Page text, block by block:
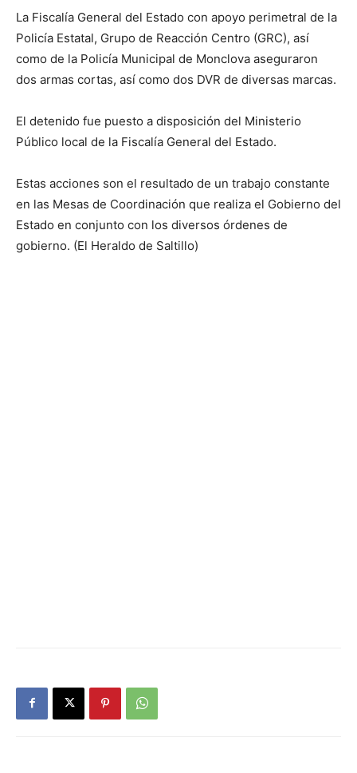
La Fiscalía General del Estado con apoyo perimetral de la
Policía Estatal, Grupo de Reacción Centro (GRC), así
como de la Policía Municipal de Monclova aseguraron
dos armas cortas, así como dos DVR de diversas marcas.
El detenido fue puesto a disposición del Ministerio
Público local de la Fiscalía General del Estado.
Estas acciones son el resultado de un trabajo constante
en las Mesas de Coordinación que realiza el Gobierno del
Estado en conjunto con los diversos órdenes de
gobierno. (El Heraldo de Saltillo)